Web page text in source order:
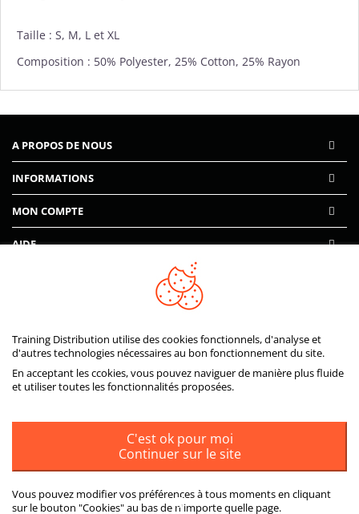
Taille : S, M, L et XL
Composition : 50% Polyester, 25% Cotton, 25% Rayon
A PROPOS DE NOUS
INFORMATIONS
MON COMPTE
Training Distribution utilise des cookies fonctionnels, d'analyse et
d'autres technologies nécessaires au bon fonctionnement du site.
En acceptant les ccokies, vous pouvez naviguer de manière plus fluide
et utiliser toutes les fonctionnalités proposées.
C'est ok pour moi
Continuer sur le site
Vous pouvez modifier vos préférences à tous moments en cliquant
sur le bouton "Cookies" au bas de n'importe quelle page.
AIDE